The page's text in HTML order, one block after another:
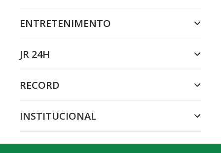
ENTRETENIMENTO
JR 24H
RECORD
INSTITUCIONAL